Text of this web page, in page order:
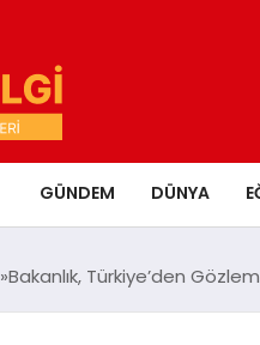
GÜNDEM DÜNYA
Bakanlık, Türkiye’den